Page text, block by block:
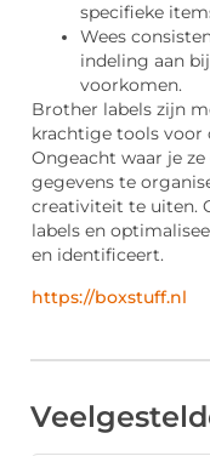
specifieke
Wees
indeling aan
voorkomen.
Brother labels zijn
krachtige tools voor
Ongeacht waar je
gegevens te
creativiteit te uiten.
labels en
en identificeert.
https://boxstuff.nl